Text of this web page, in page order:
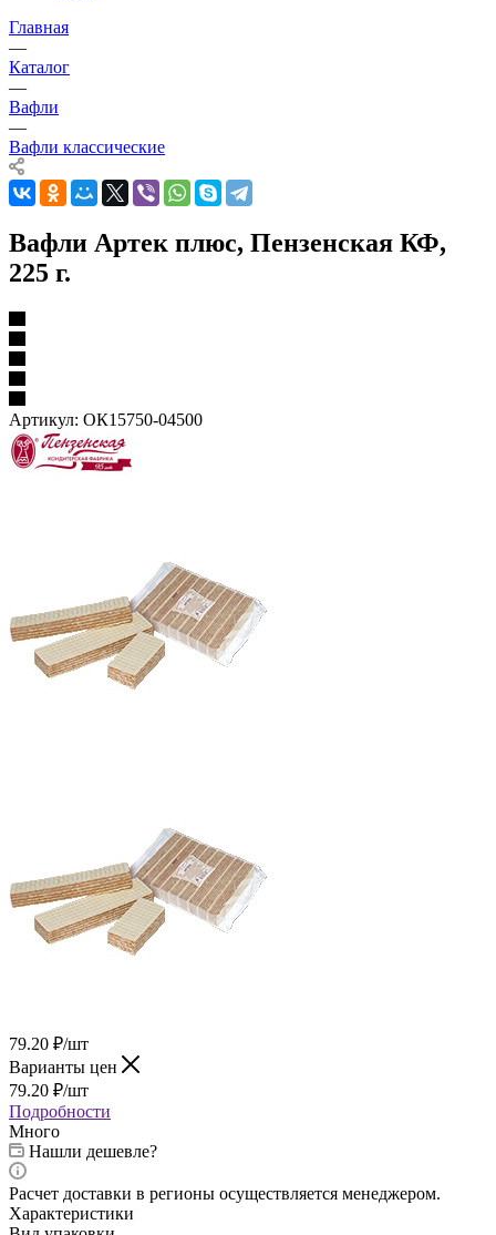
Главная
—
Каталог
—
Вафли
—
Вафли классические
Вафли Артек плюс, Пензенская КФ,
225 г.
Артикул: ОК15750-04500
79.20 ₽/шт
Варианты цен
79.20 ₽/шт
Подробности
Много
Нашли дешевле?
Расчет доставки в регионы осуществляется менеджером.
Характеристики